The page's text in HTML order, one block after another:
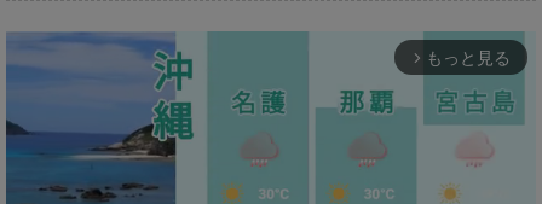
arrow_forward_ios もっと見る